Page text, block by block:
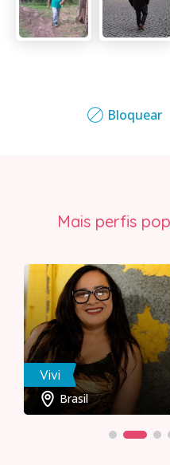
Bloquear
Mais perfis
Vivi
Brasil